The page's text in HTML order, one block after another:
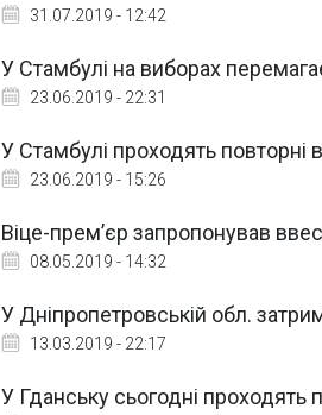
31.07.2019 - 12:42
У Стамбулі на виборах
23.06.2019 - 22:31
У Стамбулі проходять повторні
23.06.2019 - 15:26
Віце-прем’єр запропонував
08.05.2019 - 14:32
У Дніпропетровській обл.
13.03.2019 - 22:17
У Гданську сьогодні проходять